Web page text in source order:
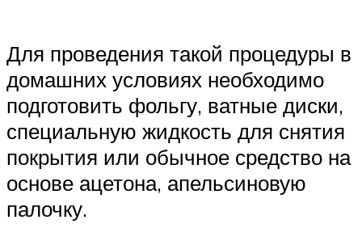
Для проведения такой процедуры в
домашних условиях необходимо
подготовить фольгу, ватные диски,
специальную жидкость для снятия
покрытия или обычное средство на
основе ацетона, апельсиновую
палочку.